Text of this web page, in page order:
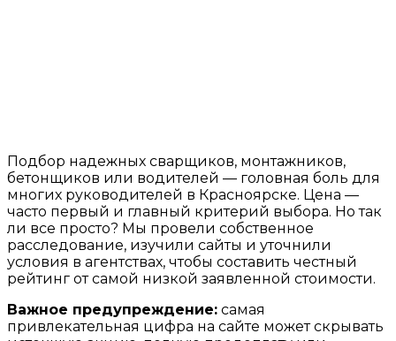
Подбор надежных сварщиков, монтажников,
бетонщиков или водителей — головная боль для
многих руководителей в Красноярске. Цена —
часто первый и главный критерий выбора. Но так
ли все просто? Мы провели собственное
расследование, изучили сайты и уточнили
условия в агентствах, чтобы составить честный
рейтинг от самой низкой заявленной стоимости.
Важное предупреждение: самая
привлекательная цифра на сайте может скрывать